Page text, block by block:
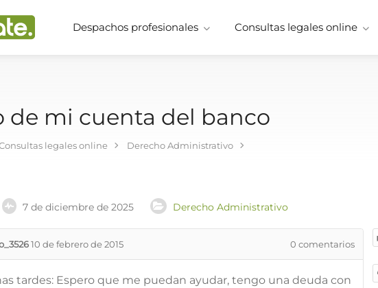
Despachos profesionales Consultas legales online
de mi cuenta del banco
legales online Derecho Administrativo
7 de diciembre de 2025 Derecho Administrativo
10 de febrero de 2015 0 comentarios
tardes: Espero que me puedan ayudar, tengo una deuda con